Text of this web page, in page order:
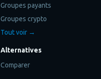
Groupes payants
Groupes crypto
Tout voir →
Alternatives
Comparer